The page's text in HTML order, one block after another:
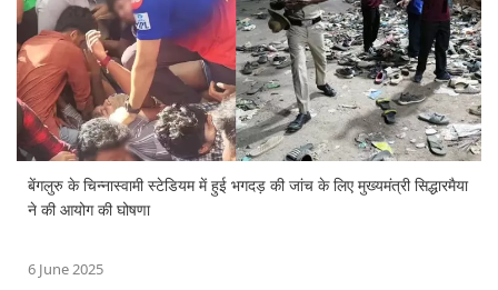
बेंगलुरु के चिन्नास्वामी स्टेडियम में हुई भगदड़ की जांच के लिए मुख्यमंत्री सिद्धारमैया
ने की आयोग की घोषणा
6 June 2025